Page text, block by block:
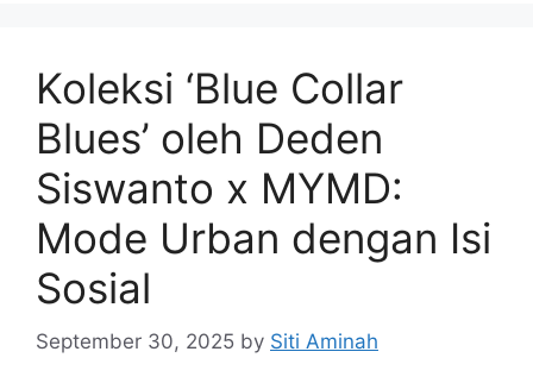
Koleksi ‘Blue Collar
Blues’ oleh Deden
Siswanto x MYMD:
Mode Urban dengan Isi
Sosial
September 30, 2025 by Siti Aminah